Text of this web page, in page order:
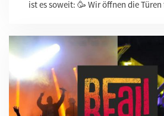
ist es soweit: 🥳 Wir öffnen die